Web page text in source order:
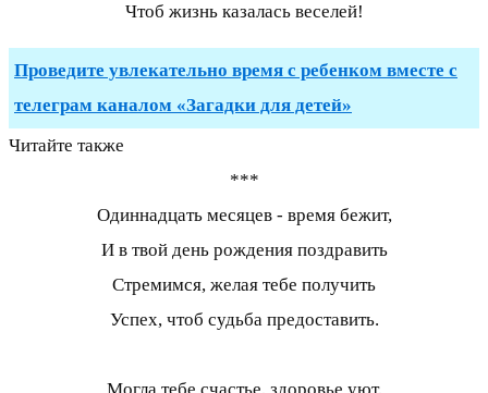
Чтоб жизнь казалась веселей!
Проведите увлекательно время с ребенком вместе с
телеграм каналом «Загадки для детей»
Читайте также
***
Одиннадцать месяцев - время бежит,
И в твой день рождения поздравить
Стремимся, желая тебе получить
Успех, чтоб судьба предоставить.